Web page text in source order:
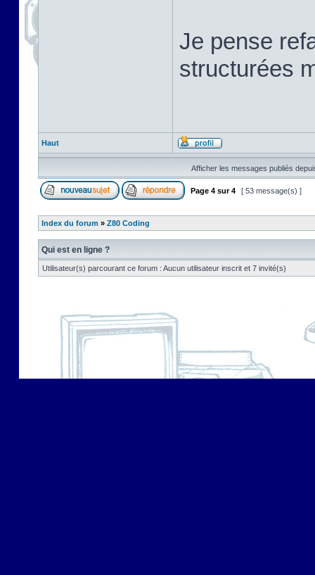
Je pense
structurées
Haut
Afficher les messages publiés
Page 4 sur4 [ 53 message(s) ]
Index du forum » Z80 Coding
Qui est en ligne ?
Utilisateur(s) parcourant ce forum : Aucun utilisateur inscrit et 7 invité(s)